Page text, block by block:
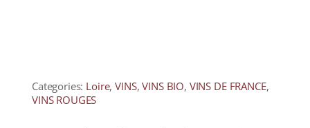
Categories: Loire,VINS,VINS BIO, VINS DE FRANCE,
VINS ROUGES